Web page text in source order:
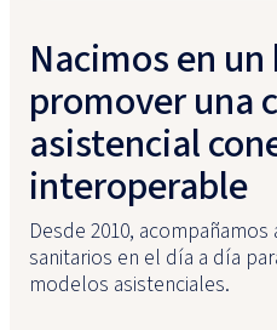
Nacimos en
promover una
asistencial
interoperable
Desde 2010,
sanitarios en el día a día
modelos asistenciales.